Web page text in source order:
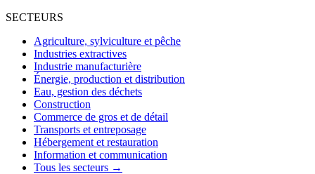
SECTEURS
Agriculture, sylviculture et pêche
Industries extractives
Industrie manufacturière
Énergie, production et distribution
Eau, gestion des déchets
Construction
Commerce de gros et de détail
Transports et entreposage
Hébergement et restauration
Information et communication
Tous les secteurs →